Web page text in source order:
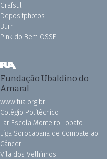
Grafsul
Depositphotos
Burh
Pink do Bem OSSEL
Fundação Ubaldino do
Amaral
www.fua.org.br
Colégio Politécnico
Lar Escola Monteiro Lobato
Liga Sorocabana de Combate ao
Câncer
Vila dos Velhinhos